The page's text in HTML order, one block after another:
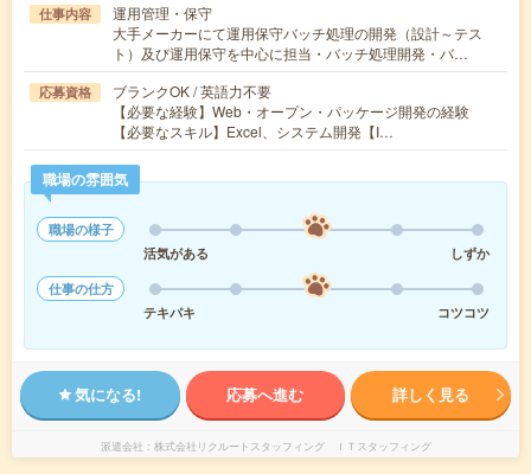
仕事内容
運用管理・保守
大手メーカーにて運用保守バッチ処理の開発（設計～テス
ト）及び運用保守を中心に担当・バッチ処理開発・バ…
応募資格
ブランクOK / 英語力不要
【必要な経験】Web・オープン・パッケージ開発の経験
【必要なスキル】Excel、システム開発【I…
職場の雰囲気
職場の様子
活気がある
しずか
仕事の仕方
テキパキ
コツコツ
気になる! 応募へ進む 詳しく見る
派遣会社 株式会社リクルートスタッフィング ＩＴスタッフィング